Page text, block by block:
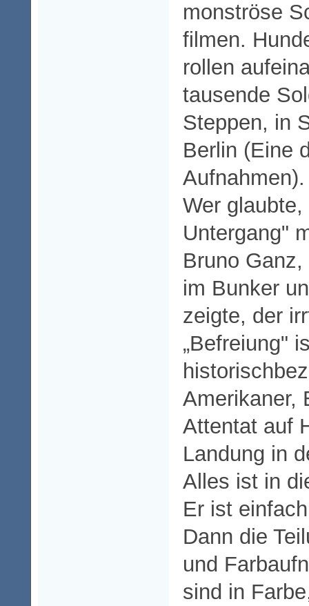
monströse
filmen.
rollen
tausende
Steppen, in
Berlin (Eine
Aufnahmen).
Wer glaubte,
Untergang"
Bruno
im Bunker
zeigte, der
„Befreiung"
Amerikaner,
Attentat auf
Landung in
Alles ist in
Er ist
Dann die
und
sind in